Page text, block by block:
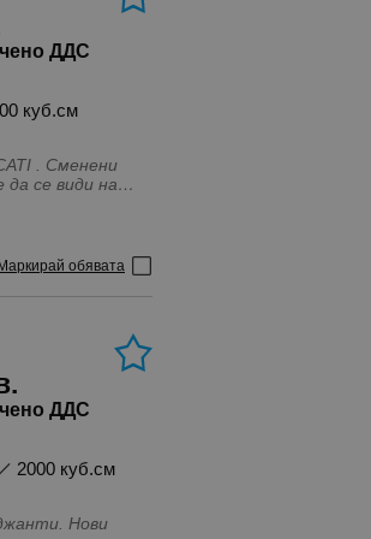
ДДС
куб.см
възглавници -
Металик,
регистрация,
Маркирай обявата
ДДС
2000 куб.см